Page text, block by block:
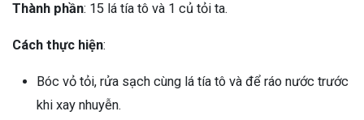
Thành phần: 15 lá tía tô và 1 củ tỏi ta.
Cách thực hiện:
Bóc vỏ tỏi, rửa sạch cùng lá tía tô và để ráo nước trước
khi xay nhuyễn.